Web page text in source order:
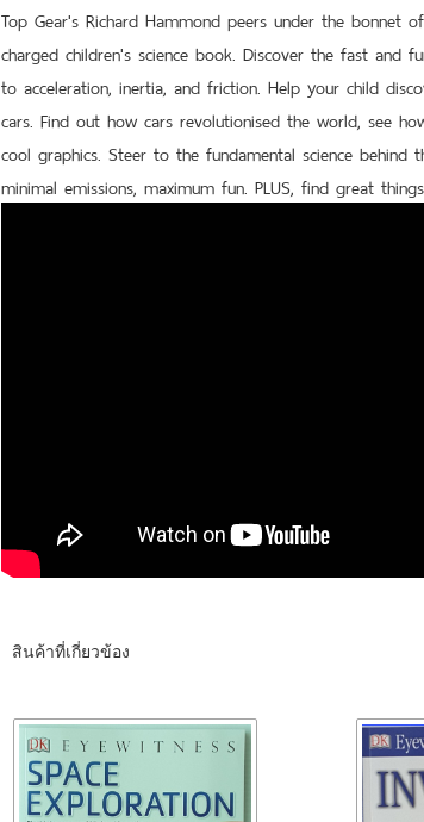
Top Gear's Richard Hammond peers under the
charged children's science book. Discover the fast and
to acceleration, inertia, and friction. Help your child
cars. Find out how cars revolutionised the world, see
cool graphics. Steer to the fundamental science
minimal emissions, maximum fun. PLUS, find great
สินค้าที่เกี่ยวข้อง